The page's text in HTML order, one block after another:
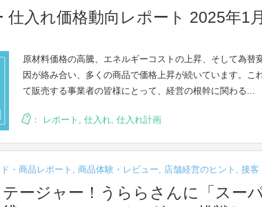
仕入れ価格動向レポート 2025年1
原材料価格の高騰、エネルギーコストの上昇、そして為替
因が絡み合い、多くの商品で価格上昇が続いています。こ
て販売する事業者の皆様にとって、経営の根幹に関わる...
： レポート 仕入れ, 仕入れ計画
ド・商品レポート , 商品体験・レビュー, 店舗経営のヒント , 接客
ージャー！うららさんに「スー